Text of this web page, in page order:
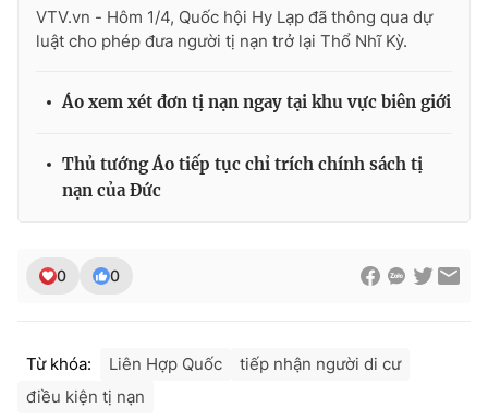
THỜI BÁO VTV
Cơ quan chủ quản:
cấp ngày 29/12/2023
Tổng Biên tập:
VTV.vn - Hôm 1/4, Quốc hội Hy Lạp đã thông qua dự
luật cho phép đưa người tị nạn trở lại Thổ Nhĩ Kỳ.
Áo xem xét đơn tị nạn ngay tại khu vực biên giới
Thủ tướng Áo tiếp tục chỉ trích chính sách tị
nạn của Đức
0 0
Từ khóa: Liên Hợp Quốc
tiếp nhận người di cư
điều kiện tị nạn